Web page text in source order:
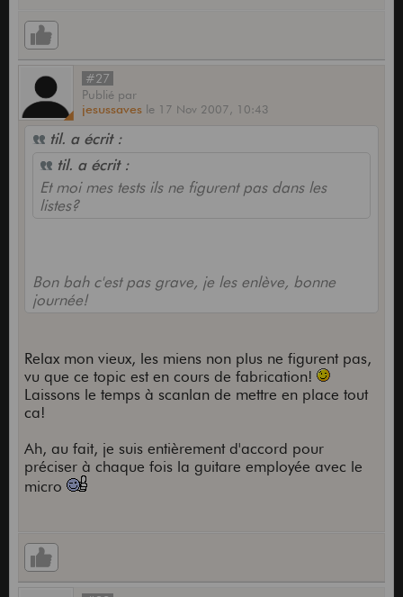
#27
Publié par
jesussaves le 17 Nov 2007, 10:43
til. a écrit :
til. a écrit :
Et moi mes tests ils ne figurent pas dans les
listes?
Bon bah c'est pas grave, je les enlève, bonne
journée!
Relax mon vieux, les miens non plus ne figurent pas,
vu que ce topic est en cours de fabrication!
Laissons le temps à scanlan de mettre en place tout
ca!
Ah, au fait, je suis entièrement d'accord pour
préciser à chaque fois la guitare employée avec le
micro